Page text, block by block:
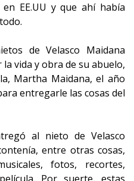
EE.UU y que ahí había
de Velasco Maidana
vida y obra de su abuelo,
Martha Maidana, el año
entregarle las cosas del
al nieto de Velasco
entre otras cosas,
fotos, recortes,